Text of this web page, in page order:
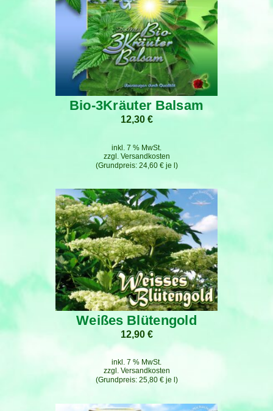
Bio-3Kräuter Balsam
12,30 €
24,60 €je l
inkl. 7 % MwSt.
zzgl. Versandkosten
Weißes Blütengold
12,90 €
25,80 €je
inkl. 7 % MwSt.
zzgl. Versandkosten